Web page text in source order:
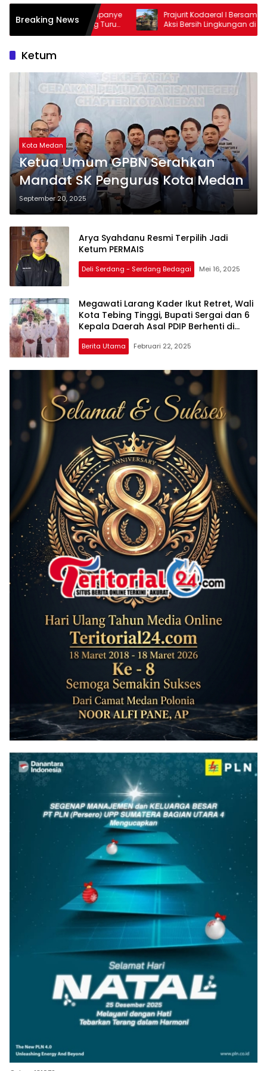
Breaking News
Turun
Prajurit Kodaeral I Bersama Warga Gelar
Aksi Bersih Lingkungan di Limau Manis
Ketum
Kota Medan
Ketua Umum GPBN Serahkan
Mandat SK Pengurus Kota Medan
September 20, 2025
Arya Syahdanu Resmi Terpilih Jadi
Ketum PERMAIS
Deli Serdang - Serdang Bedagai Mei 16, 2025
Megawati Larang Kader Ikut Retret, Wali
Kota Tebing Tinggi, Bupati Sergai dan 6
Kepala Daerah Asal PDIP Berhenti di
Jogja
Berita Utama Februari 22, 2025